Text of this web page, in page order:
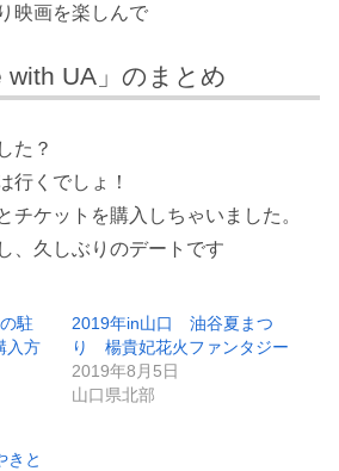
映画を楽しんで
with UA」のまとめ
た？
行くでしょ！
チケットを購入しちゃいました。
、久しぶりのデートです
駐
入方
2019年in山口 油谷夏まつ
り 楊貴妃花火ファンタジー
2019年8月5日
山口県北部
と